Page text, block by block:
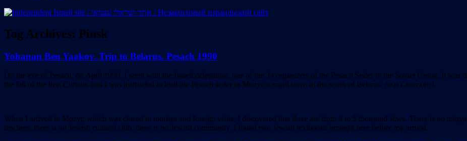
Tag Archives: Pinsk
Yohanan Ben Yaakov. Trip to Belarus. Pesach 1990
On the eve of Pesach, on April 1990, I went with the Israeli delegation, one of the 34 organizers of the Pesach Seder in the Soviet Union. It was
the fall of the Iron Curtain, and I was instructed to lead the Pesach seder in Mozyr, a small town in the south of Belarus, near Chernobyl.
When I arrived in Mozyr, which was closed to tourism and foreign visits, I discovered that there are from 3 to 5 thousand Jews. There is no
teachers, there is no Jewish cultural club, there is no Jewish community. I found two Jewish textbooks brought here before my arrival.